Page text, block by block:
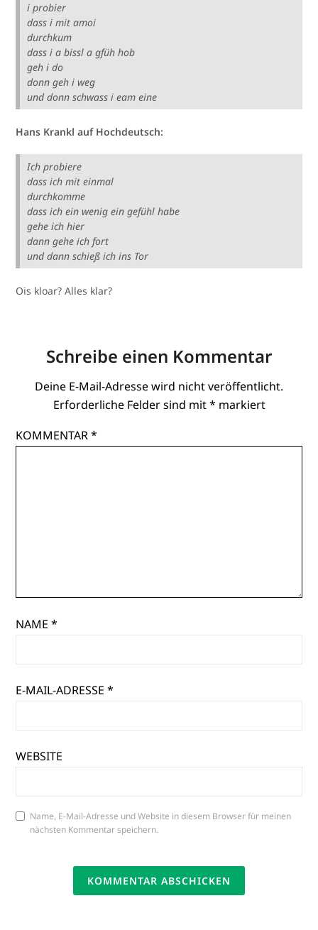
i probier
dass i mit amoi
durchkum
dass i a bissl a gfüh hob
geh i do
donn geh i weg
und donn schwass i eam eine
Hans Krankl auf Hochdeutsch:
Ich probiere
dass ich mit einmal
durchkomme
dass ich ein wenig ein gefühl habe
gehe ich hier
dann gehe ich fort
und dann schieß ich ins Tor
Ois kloar? Alles klar?
Schreibe einen Kommentar
Deine E-Mail-Adresse wird nicht veröffentlicht.
Erforderliche Felder sind mit* markiert
KOMMENTAR*
NAME*
E-MAIL-ADRESSE*
WEBSITE
Name, E-Mail-Adresse und Website in diesem Browser für meinen
nächsten Kommentar speichern.